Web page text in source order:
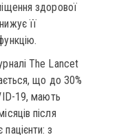
здорової
її
The Lancet
що до 30%
19, мають
після
з